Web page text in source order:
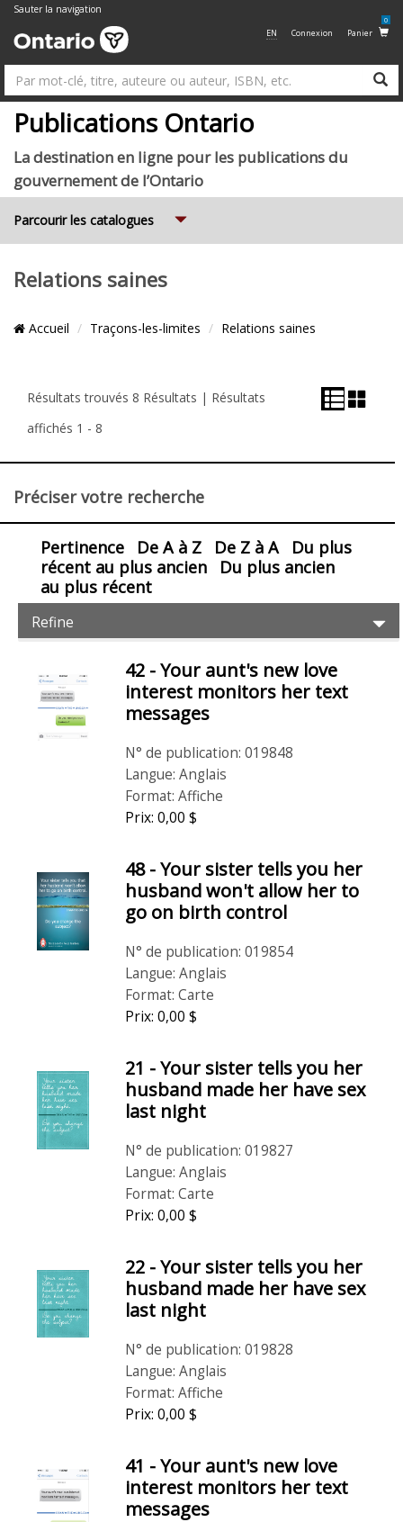
Sauter la navigation
EN Connexion Panier
0
Publications Ontario
La destination en ligne pour les publications du
gouvernement de l’Ontario
Parcourir les catalogues
Relations saines
Emplacement
d’Ariane
Accueil Traçons-les-limites Relations saines
de
de
la
mise
page
Résultats trouvés 8 Résultats | Résultats
affichés 1 - 8
Préciser votre recherche
Pertinence De A à Z De Z à A
Du plus
récent au plus ancien
Du plus ancien
au plus récent
Filtres
pour
articles
Refine
Articles
42 - Your aunt's new love
interest monitors her text
messages
N° de publication: 019848
Langue: Anglais
Format: Affiche
Prix: 0,00 $
48 - Your sister tells you her
husband won't allow her to
go on birth control
N° de publication: 019854
Langue: Anglais
Format: Carte
Prix: 0,00 $
21 - Your sister tells you her
husband made her have sex
last night
N° de publication: 019827
Langue: Anglais
Format: Carte
Prix: 0,00 $
22 - Your sister tells you her
husband made her have sex
last night
N° de publication: 019828
Langue: Anglais
Format: Affiche
Prix: 0,00 $
41 - Your aunt's new love
interest monitors her text
messages